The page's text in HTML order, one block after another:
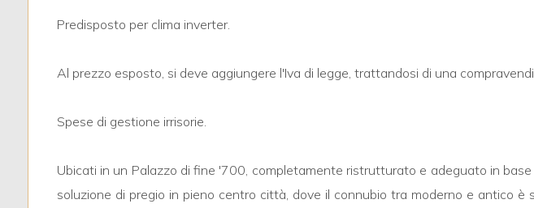
Predisposto per clima inverter.
Al prezzo esposto, si deve aggiungere l'Iva di legge, trattandosi di una
Spese di gestione irrisorie.
Ubicati in un Palazzo di fine '700, completamente ristrutturato e adeguato in
soluzione di pregio in pieno centro città, dove il connubio tra moderno e antico